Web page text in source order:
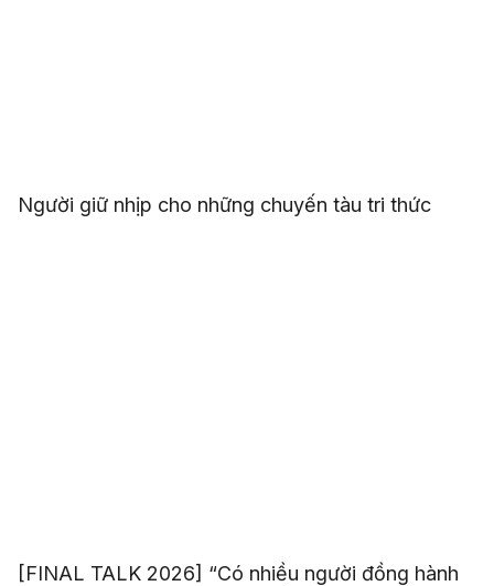
Người giữ nhịp cho những chuyến tàu tri thức
[FINAL TALK 2026] “Có nhiều người đồng hành